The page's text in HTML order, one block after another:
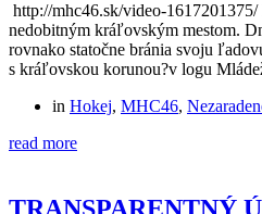
http://mhc46.sk/video-1617201375/
nedobitným kráľovským mestom.
rovnako statočne bránia svoju
s kráľovskou korunou?v logu
in Hokej, MHC46,
read more